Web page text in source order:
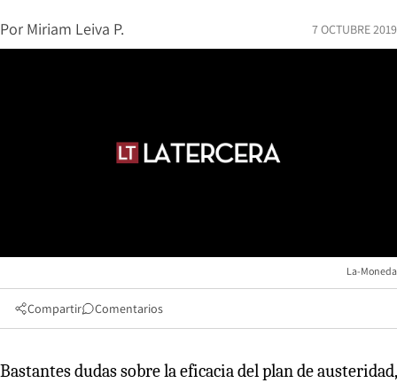
Por Miriam Leiva P. 7 OCTUBRE 2019
La-Moneda
Compartir Comentarios
Bastantes dudas sobre la eficacia del plan de austeridad,